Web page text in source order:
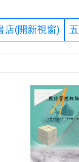
店(開新視窗)